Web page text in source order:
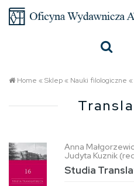
Home «Sklep« Nauki filologiczne «
Anna
Judyta Kuznik
Studia